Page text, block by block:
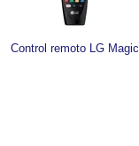
Control remoto LG Magic